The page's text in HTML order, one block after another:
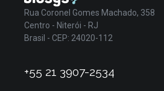
Rua Coronel Gomes Machado, 358
Centro - Niterói - RJ
Brasil - CEP: 24020-112
+55 21 3907-2534